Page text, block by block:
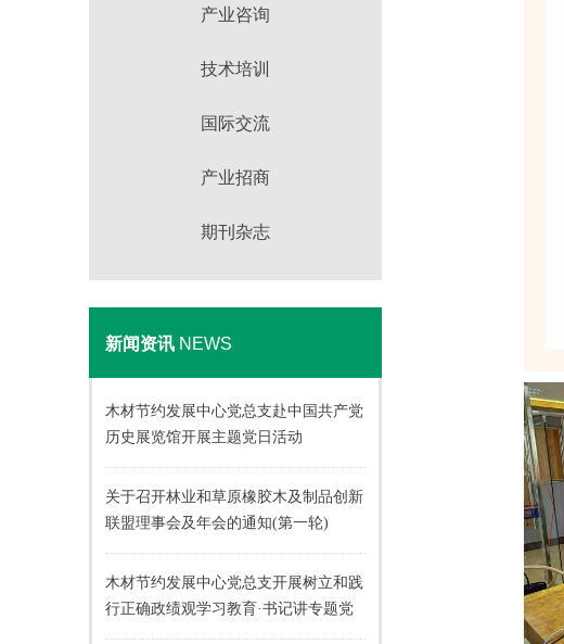
产业咨询
技术培训
国际交流
产业招商
期刊杂志
新闻资讯 NEWS
木材节约发展中心党总支赴中国共产党
历史展览馆开展主题党日活动
关于召开林业和草原橡胶木及制品创新
联盟理事会及年会的通知(第一轮)
木材节约发展中心党总支开展树立和践
行正确政绩观学习教育·书记讲专题党
课活动